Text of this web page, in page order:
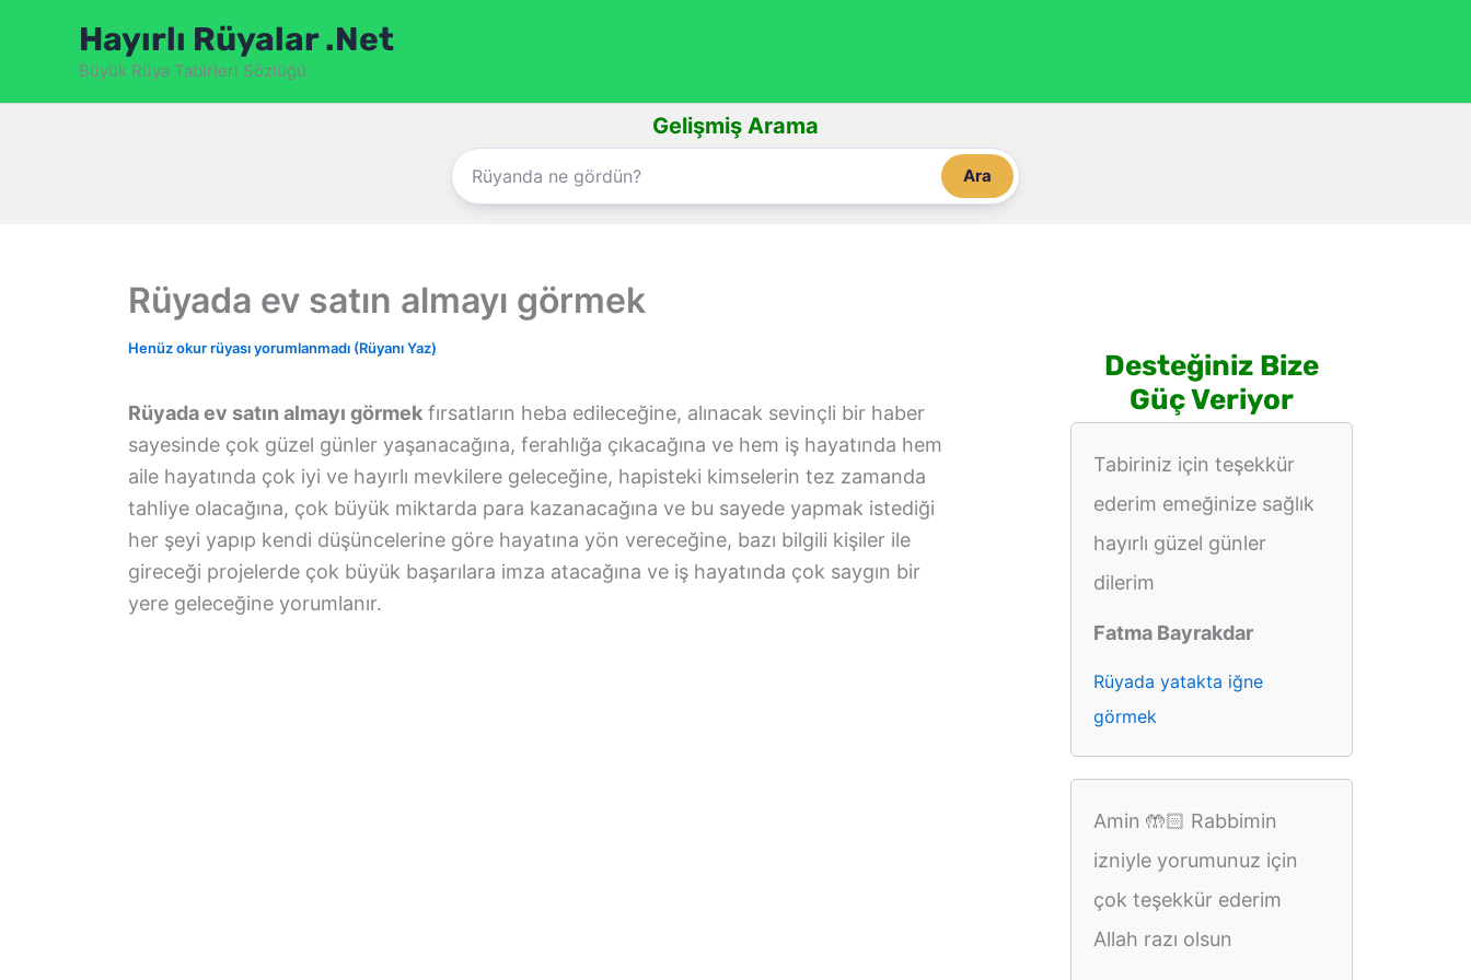
Hayırlı Rüyalar .Net
Büyük Rüya Tabirleri Sözlüğü
Gelişmiş Arama
Ara
Rüyada ev satın almayı görmek
Henüz okur rüyası yorumlanmadı (Rüyanı Yaz)
Rüyada ev satın almayı görmek fırsatların heba edileceğine, alınacak sevinçli bir haber
sayesinde çok güzel günler yaşanacağına, ferahlığa çıkacağına ve hem iş hayatında hem
aile hayatında çok iyi ve hayırlı mevkilere geleceğine, hapisteki kimselerin tez zamanda
tahliye olacağına, çok büyük miktarda para kazanacağına ve bu sayede yapmak istediği
her şeyi yapıp kendi düşüncelerine göre hayatına yön vereceğine, bazı bilgili kişiler ile
gireceği projelerde çok büyük başarılara imza atacağına ve iş hayatında çok saygın bir
yere geleceğine yorumlanır.
Desteğiniz Bize
Güç Veriyor
Tabiriniz için teşekkür
ederim emeğinize sağlık
hayırlı güzel günler
dilerim
Fatma Bayrakdar
Rüyada yatakta iğne
görmek
Amin 🤲🏻 Rabbimin
izniyle yorumunuz için
çok teşekkür ederim
Allah razı olsun